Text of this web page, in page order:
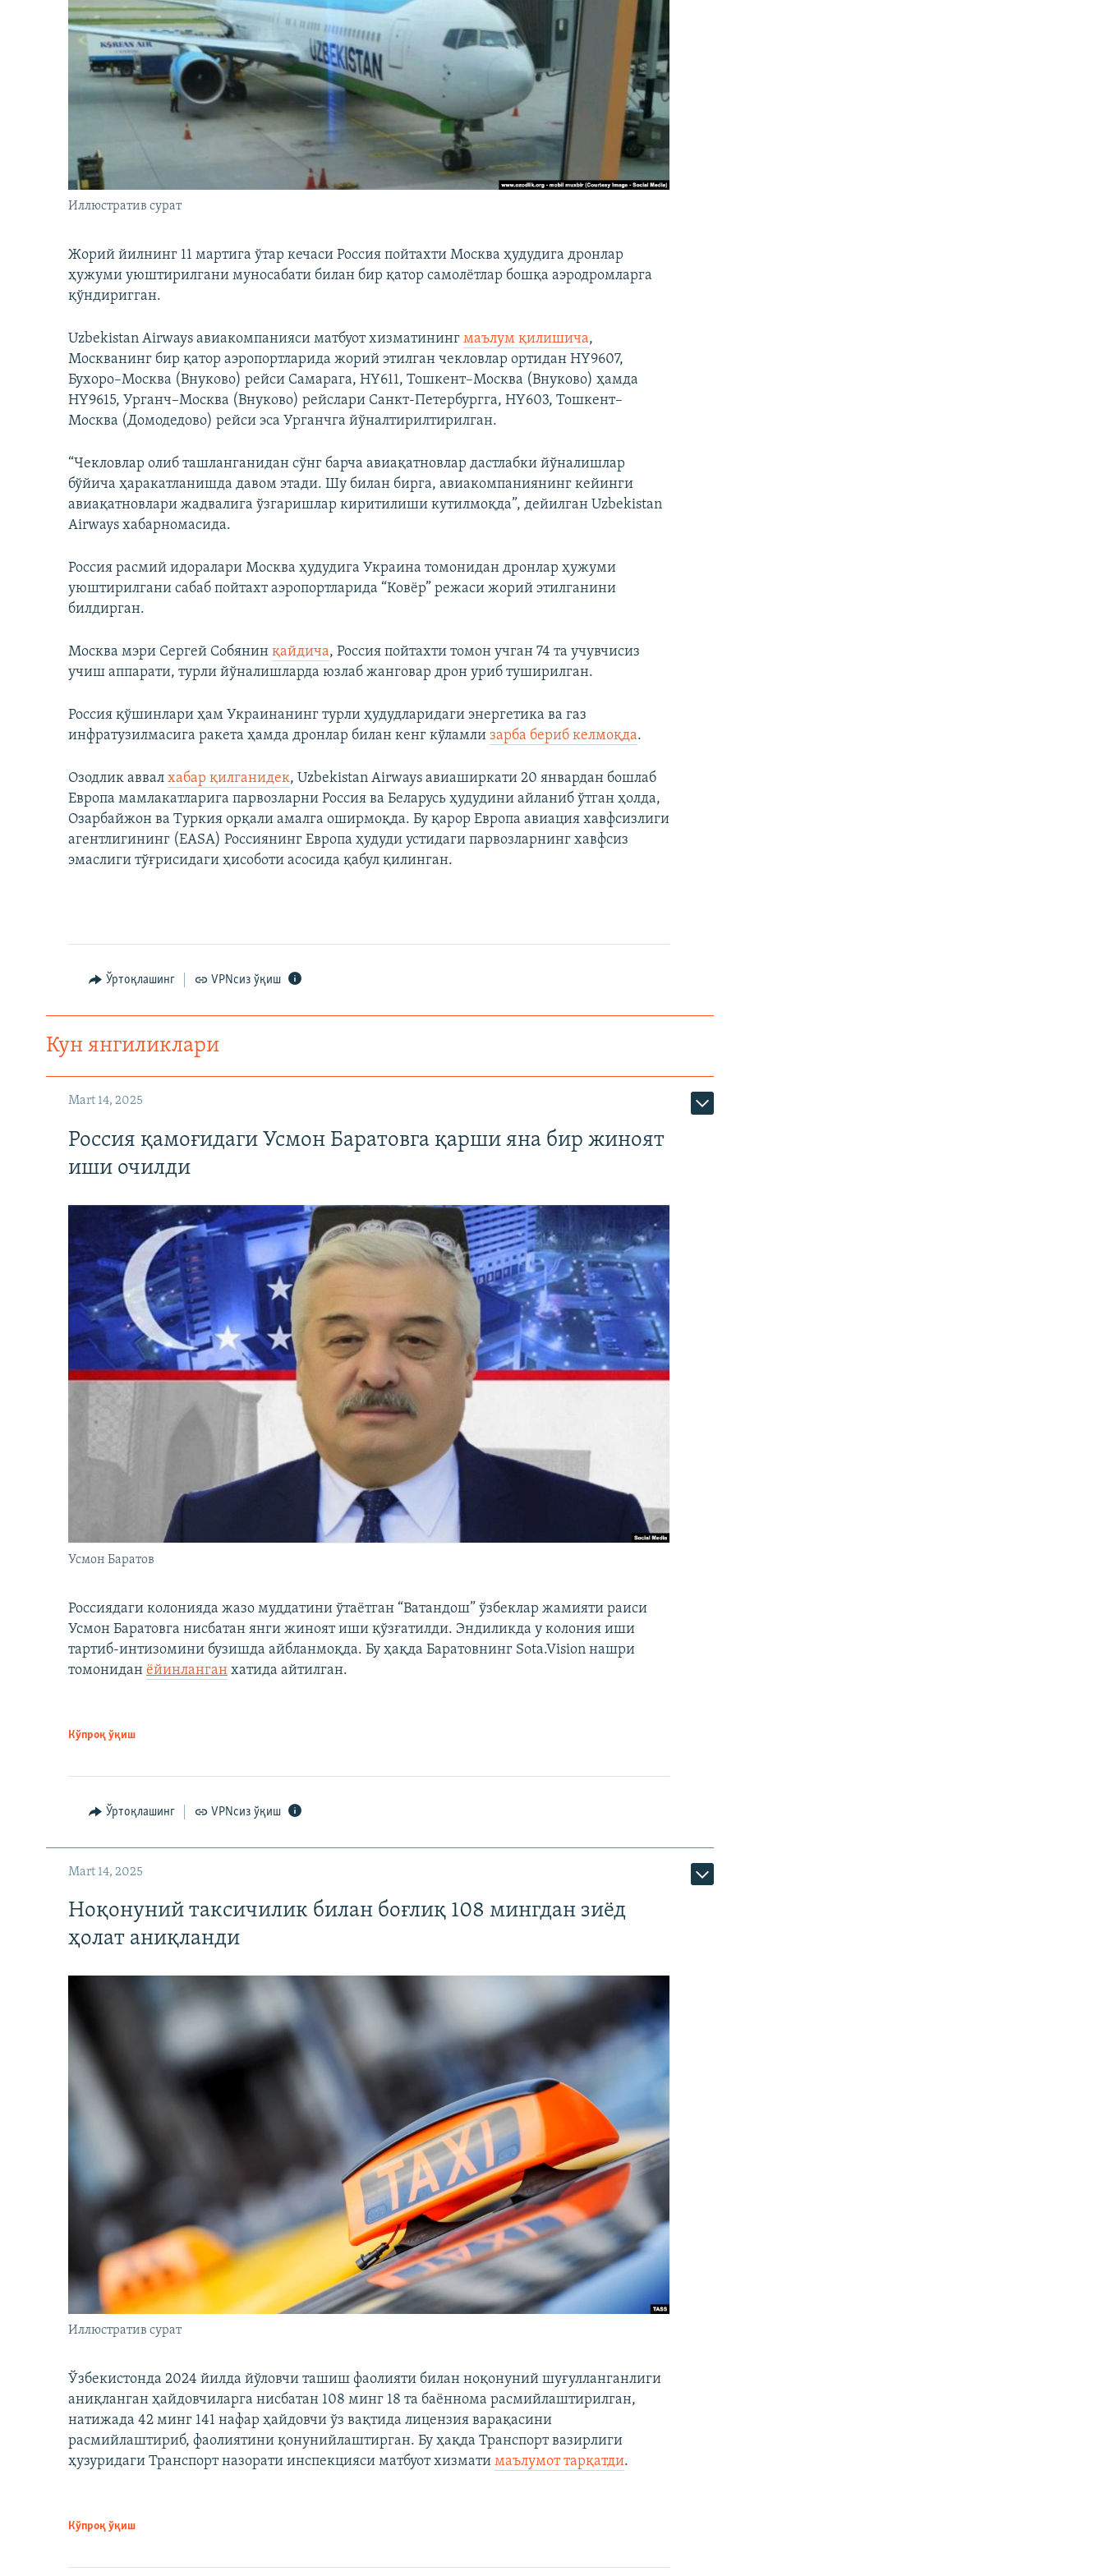
Иллюстратив сурат
Жорий йилнинг 11 мартига ўтар кечаси Россия пойтахти Москва ҳудудига дронлар
ҳужуми уюштирилгани муносабати билан бир қатор самолётлар бошқа аэродромларга
қўндиригган.
Uzbekistan Airways авиакомпанияси матбуот хизматининг маълум қилишича,
Москванинг бир қатор аэропортларида жорий этилган чекловлар ортидан HY9607,
Бухоро–Москва (Внуково) рейси Самарага, HY611, Тошкент–Москва (Внуково) ҳамда
HY9615, Урганч–Москва (Внуково) рейслари Санкт-Петербургга, HY603, Тошкент–
Москва (Домодедово) рейси эса Урганчга йўналтирилтирилган.
“Чекловлар олиб ташланганидан сўнг барча авиақатновлар дастлабки йўналишлар
бўйича ҳаракатланишда давом этади. Шу билан бирга, авиакомпаниянинг кейинги
авиақатновлари жадвалига ўзгаришлар киритилиши кутилмоқда”, дейилган Uzbekistan
Airways хабарномасида.
Россия расмий идоралари Москва ҳудудига Украина томонидан дронлар ҳужуми
уюштирилгани сабаб пойтахт аэропортларида “Ковёр” режаси жорий этилганини
билдирган.
Москва мэри Сергей Собянин қайдича, Россия пойтахти томон учган 74 та учувчисиз
учиш аппарати, турли йўналишларда юзлаб жанговар дрон уриб туширилган.
Россия қўшинлари ҳам Украинанинг турли ҳудудларидаги энергетика ва газ
инфратузилмасига ракета ҳамда дронлар билан кенг кўламли зарба бериб келмоқда.
Озодлик аввал хабар қилганидек, Uzbekistan Airways авиаширкати 20 январдан бошлаб
Европа мамлакатларига парвозларни Россия ва Беларусь ҳудудини айланиб ўтган ҳолда,
Озарбайжон ва Туркия орқали амалга оширмоқда. Бу қарор Европа авиация хавфсизлиги
агентлигининг (EASA) Россиянинг Европа ҳудуди устидаги парвозларнинг хавфсиз
эмаслиги тўғрисидаги ҳисоботи асосида қабул қилинган.
Ўртоқлашинг VPNсиз ўқиш
Кун янгиликлари
Mart 14, 2025
Россия қамоғидаги Усмон Баратовга қарши яна бир жиноят
иши очилди
Усмон Баратов
Россиядаги колонияда жазо муддатини ўтаётган “Ватандош” ўзбеклар жамияти раиси
Усмон Баратовга нисбатан янги жиноят иши қўзғатилди. Эндиликда у колония иши
тартиб-интизомини бузишда айбланмоқда. Бу ҳақда Баратовнинг Sota.Vision нашри
томонидан ёйинланган хатида айтилган.
Кўпроқ ўқиш
Ўртоқлашинг VPNсиз ўқиш
Mart 14, 2025
Ноқонуний таксичилик билан боғлиқ 108 мингдан зиёд
ҳолат аниқланди
Иллюстратив сурат
Ўзбекистонда 2024 йилда йўловчи ташиш фаолияти билан ноқонуний шуғулланганлиги
аниқланган ҳайдовчиларга нисбатан 108 минг 18 та баённома расмийлаштирилган,
натижада 42 минг 141 нафар ҳайдовчи ўз вақтида лицензия варақасини
расмийлаштириб, фаолиятини қонунийлаштирган. Бу ҳақда Транспорт вазирлиги
ҳузуридаги Транспорт назорати инспекцияси матбуот хизмати маълумот тарқатди.
Кўпроқ ўқиш